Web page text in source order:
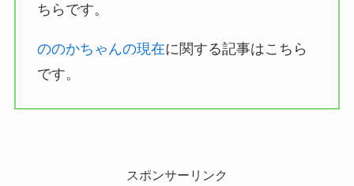
ちらです。
ののかちゃんの現在に関する記事はこちら
です。
スポンサーリンク